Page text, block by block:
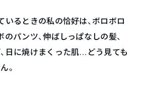
いるときの私の恰好は、ボロボロ
パンツ、伸ばしっぱなしの髪、
日に焼けまくった肌…どう見ても
。